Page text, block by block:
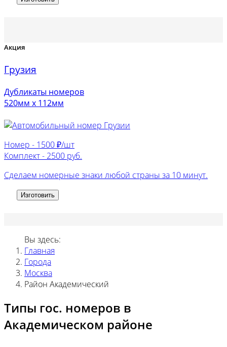
Акция
Грузия
Дубликаты номеров
520мм х 112мм
Номер - 1500 ₽/шт
Комплект - 2500 руб.
Сделаем номерные знаки любой страны за 10 минут.
Изготовить
Вы здесь:
Главная
Города
Москва
Район Академический
Типы гос. номеров в
Академическом районе